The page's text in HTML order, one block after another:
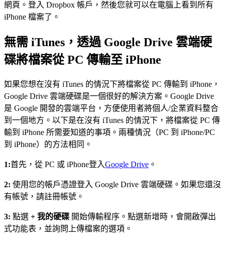
網頁。登入 Dropbox 帳戶，然後您就可以在電腦上看到所有
iPhone 檔案了。
無需 iTunes，透過 Google Drive 雲端硬
碟將檔案從 PC 傳輸至 iPhone
如果您想在沒有 iTunes 的情況下將檔案從 PC 傳輸到 iPhone，
Google Drive 雲端硬碟是一個很好的解決方案。Google Drive
是 Google 開發的雲端平台，方便使用者將個人/企業資料整合
到一個地方。以下是在沒有 iTunes 的情況下，將檔案從 PC 傳
輸到 iPhone 所需要知道的事項。兩種情況（PC 到 iPhone/PC
到 iPhone）的方法相同。
1:首先，從 PC 或 iPhone登入Google Drive 。
2: 使用您的帳戶憑證登入 Google Drive 雲端硬碟。如果您還沒
有帳號，請註冊帳號。
3: 點選 + 我的硬碟 開始傳輸程序。點選新增時，會開啟彈出
式功能表，並詢問上傳檔案的選項。